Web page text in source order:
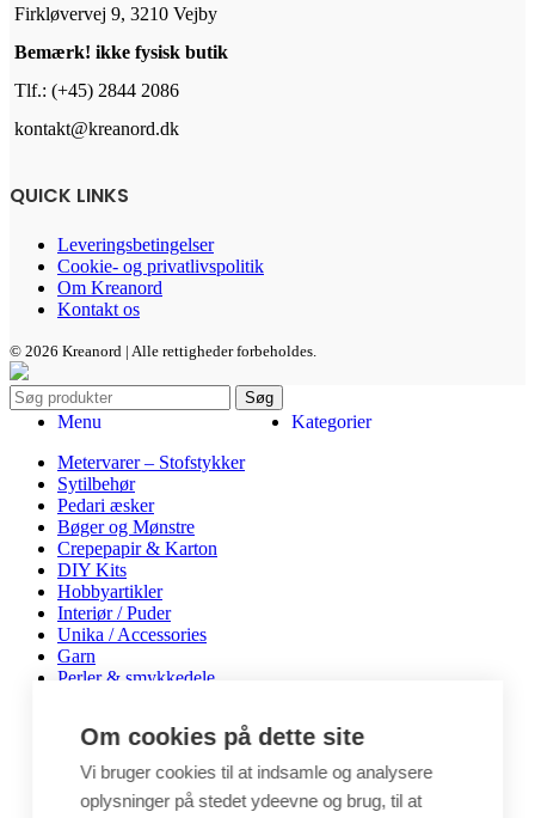
Firkløvervej 9, 3210 Vejby
Bemærk! ikke fysisk butik
Tlf.: (+45) 2844 2086
kontakt@kreanord.dk
QUICK LINKS
Leveringsbetingelser
Cookie- og privatlivspolitik
Om Kreanord
Kontakt os
© 2026 Kreanord | Alle rettigheder forbeholdes.
Søg
Menu
Kategorier
Metervarer – Stofstykker
Sytilbehør
Pedari æsker
Bøger og Mønstre
Crepepapir & Karton
DIY Kits
Hobbyartikler
Interiør / Puder
Unika / Accessories
Garn
Perler & smykkedele
Byggesæt
Leg
Shop
Om cookies på dette site
Vi bruger cookies til at indsamle og analysere
oplysninger på stedet ydeevne og brug, til at